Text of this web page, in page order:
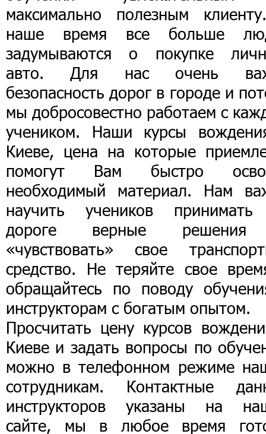
максимально полезным
наше время все больше
задумываются о покупке
авто. Для нас очень
безопасность дорог в городе и
мы добросовестно работаем с
учеником. Наши курсы
Киеве, цена на которые
помогут Вам быстро
необходимый материал. Нам
научить учеников
дороге верные
«чувствовать» свое
средство. Не теряйте свое
обращайтесь по поводу
инструкторам с богатым опытом.
Просчитать цену курсов
Киеве и задать вопросы по
можно в телефонном режиме
сотрудникам. Контактные
инструкторов указаны на
сайте, мы в любое время